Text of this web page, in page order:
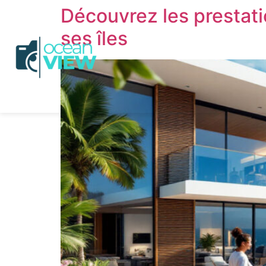
Découvrez les
ses îles